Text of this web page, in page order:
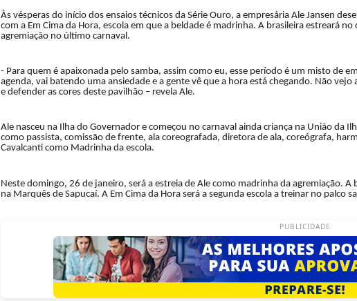
Às vésperas do início dos ensaios técnicos da Série Ouro, a empresária Ale Jansen
com a Em Cima da Hora, escola em que a beldade é madrinha. A brasileira estreará
agremiação no último carnaval.
- Para quem é apaixonada pelo samba, assim como eu, esse período é um misto de
agenda, vai batendo uma ansiedade e a gente vê que a hora está chegando. Não
e defender as cores deste pavilhão – revela Ale.
Ale nasceu na Ilha do Governador e começou no carnaval ainda criança na União da
como passista, comissão de frente, ala coreografada, diretora de ala, coreógrafa,
Cavalcanti como Madrinha da escola.
Neste domingo, 26 de janeiro, será a estreia de Ale como madrinha da agremiação.
na Marquês de Sapucaí. A Em Cima da Hora será a segunda escola a treinar no palco
PUBLICIDADE